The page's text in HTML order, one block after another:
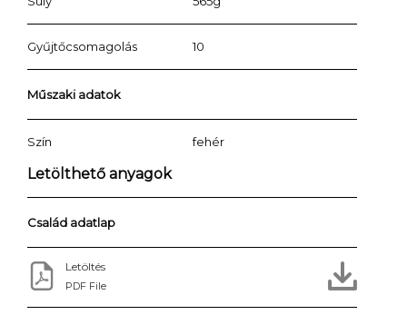
Gyűjtőcsomagolás 10
Műszaki adatok
Szín fehér
Letölthető anyagok
Család adatlap
Letöltés
PDF File